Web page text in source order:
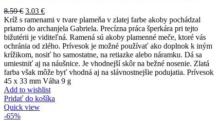
8.59€ 3.03 €
Kríž s ramenami v tvare plameňa v zlatej farbe akoby pochádzal
priamo do archanjela Gabriela. Precízna práca šperkára pri tejto
bižutérii je viditeľná. Ramená sú akoby plamenné meče, ktoré vás
ochránia od zlého. Prívesok je možné používať ako doplnok k iným
krížikom, nosiť ho samostatne, na retiazke alebo náramku. Dá sa
umiestniť aj na náušnice. Je vhodnejší skôr na bežné nosenie. Zlatá
farba však môže byť vhodná aj na slávnostnejšie podujatia. Prívesok
45 x 33 mm Váha 9 g
Add to wishlist
Pridať do košíka
Quick view
-65%